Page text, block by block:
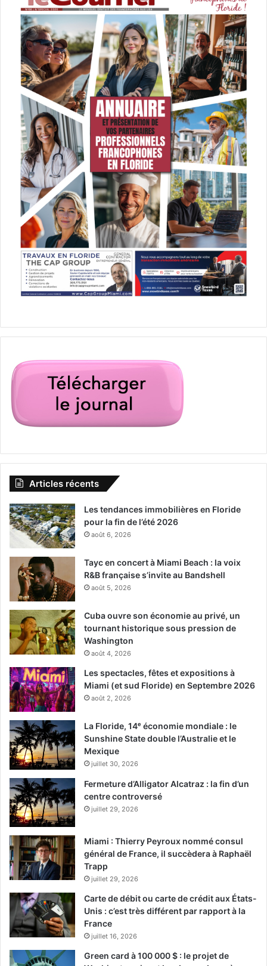
Articles récents
Les tendances immobilières en Floride
pour la fin de l’été 2026
août 6, 2026
Tayc en concert à Miami Beach : la voix
R&B française s’invite au Bandshell
août 5, 2026
Cuba ouvre son économie au privé, un
tournant historique sous pression de
Washington
août 4, 2026
Les spectacles, fêtes et expositions à
Miami (et sud Floride) en Septembre 2026
août 2, 2026
La Floride, 14ᵉ économie mondiale : le
Sunshine State double l’Australie et le
Mexique
juillet 30, 2026
Fermeture d’Alligator Alcatraz : la fin d’un
centre controversé
juillet 29, 2026
Miami : Thierry Peyroux nommé consul
général de France, il succèdera à Raphaël
Trapp
juillet 29, 2026
Carte de débit ou carte de crédit aux États-
Unis : c’est très différent par rapport à la
France
juillet 16, 2026
Green card à 100 000 $ : le projet de